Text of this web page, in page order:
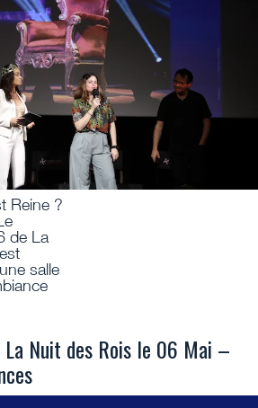
Reine ?
de La
salle
La Nuit des Rois le 06 Mai –